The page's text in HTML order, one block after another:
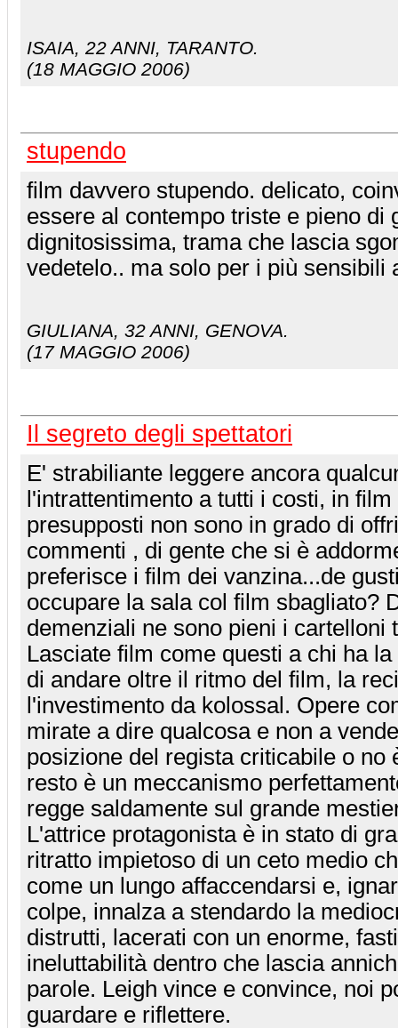
ISAIA, 22 ANNI, TARANTO.
(18 MAGGIO 2006)
stupendo
film davvero stupendo. delicato,
essere al contempo triste e pieno di
dignitosissima, trama che lascia
vedetelo.. ma solo per i più sensibili
GIULIANA, 32 ANNI, GENOVA.
(17 MAGGIO 2006)
Il segreto degli spettatori
E' strabiliante leggere ancora
l'intrattentimento a tutti i costi, in
presupposti non sono in grado di
commenti , di gente che si è
preferisce i film dei vanzina...de
occupare la sala col film sbagliato?
demenziali ne sono pieni i cartelloni
Lasciate film come questi a chi ha
di andare oltre il ritmo del film, la
l'investimento da kolossal. Opere
mirate a dire qualcosa e non a
posizione del regista criticabile o no
resto è un meccanismo
regge saldamente sul grande
L'attrice protagonista è in stato di
ritratto impietoso di un ceto medio
come un lungo affaccendarsi e,
colpe, innalza a stendardo la
distrutti, lacerati con un enorme,
ineluttabilità dentro che lascia
parole. Leigh vince e convince, noi
guardare e riflettere.